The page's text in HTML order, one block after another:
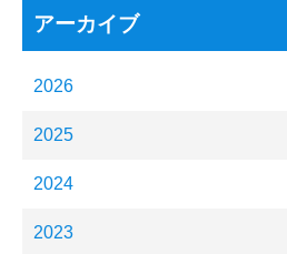
アーカイブ
2026
2025
2024
2023